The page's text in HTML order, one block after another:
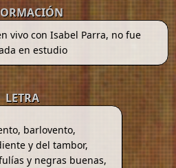
vivo con Isabel Parra, no fue
en estudio
LETRA
barlovento,
y del tambor,
y negras buenas,